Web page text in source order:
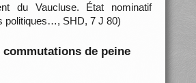
du Vaucluse. État nominatif
politiques…, SHD, 7 J 80)
commutations de peine